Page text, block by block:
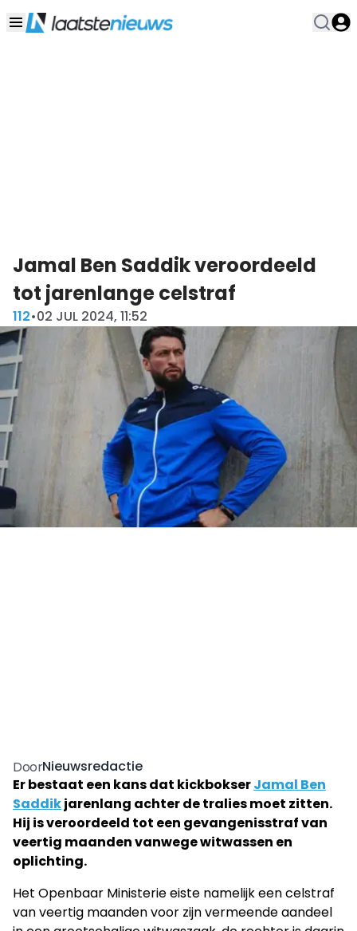
Jamal Ben Saddik veroordeeld
tot jarenlange celstraf
112•02 JUL 2024, 11:52
DoorNieuwsredactie
Er bestaat een kans dat kickbokserJamal Ben
Saddikjarenlang achter de tralies moet zitten.
Hij is veroordeeld tot een gevangenisstraf van
veertig maanden vanwege witwassen en
oplichting.
Het Openbaar Ministerie eiste namelijk een celstraf
van veertig maanden voor zijn vermeende aandeel